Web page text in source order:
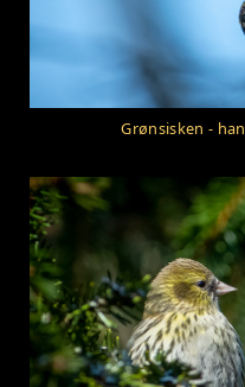
Grønsisken -